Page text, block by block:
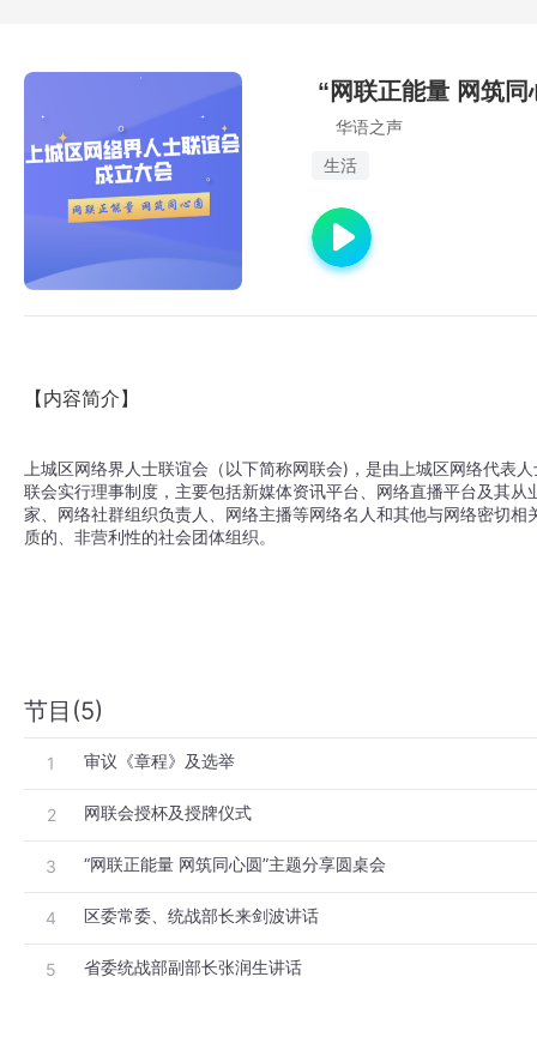
“网联正能量 网筑
华语之声
生活
【内容简介】
上城区网络界人士联谊会（以下简称网联会)，是由上城区网络代表
联会实行理事制度，主要包括新媒体资讯平台、网络直播平台及其
家、网络社群组织负责人、网络主播等网络名人和其他与网络密切
质的、非营利性的社会团体组织。
节目(5)
1 审议《章程》及选举
2 网联会授杯及授牌仪式
3 “网联正能量 网筑同心圆”主题分享圆桌会
4 区委常委、统战部长来剑波讲话
5 省委统战部副部长张润生讲话